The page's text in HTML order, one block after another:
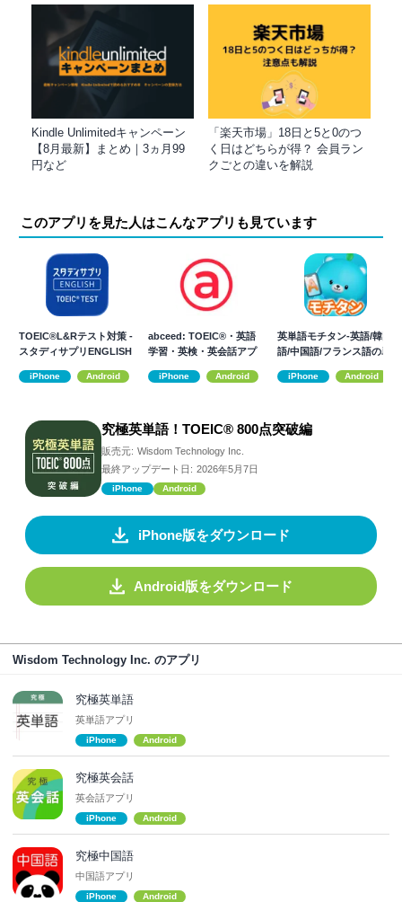
Kindle Unlimitedキャンペーン
【8月最新】まとめ｜3ヵ月99
円など
「楽天市場」18日と5と0のつ
く日はどちらが得？ 会員ラン
クごとの違いを解説
このアプリを見た人はこんなアプリも見ています
TOEIC®L&Rテスト対策 -
スタディサプリENGLISH
iPhone Android
abceed: TOEIC®・英語
学習・英検・英会話アプ
iPhone Android
英単語モチタン-英語/韓国
語/中国語/フランス語の単
iPhone Android
究極英単語！TOEIC® 800点突破編
販売元: Wisdom Technology Inc.
最終アップデート日: 2026年5月7日
iPhone Android
iPhone版をダウンロード
Android版をダウンロード
Wisdom Technology Inc. のアプリ
究極英単語
英単語アプリ
iPhone Android
究極英会話
英会話アプリ
iPhone Android
究極中国語
中国語アプリ
iPhone Android